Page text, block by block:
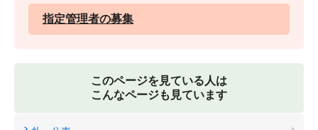
指定管理者の募集
このページを見ている人は
こんなページも見ています